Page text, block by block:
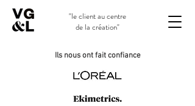
"le client au centre
de la création"
Ils nous ont fait confiance